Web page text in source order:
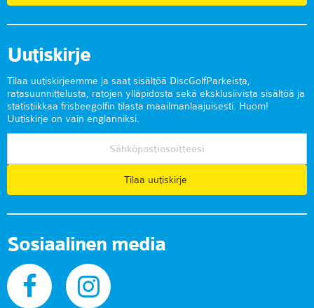
Uutiskirje
Tilaa uutiskirjeemme ja saat sisältöä DiscGolfParkeista,
ratasuunnittelusta, ratojen ylläpidosta sekä eksklusiivista sisältöä ja
statistiikkaa frisbeegolfin tilasta maailmanlaajuisesti. Huom!
Uutiskirje on vain englanniksi.
Tilaa uutiskirje
Sosiaalinen media